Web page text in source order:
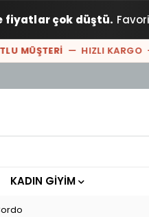
fiyatlar çok düştü.
— HIZLI KARGO —
KADIN GİYİM